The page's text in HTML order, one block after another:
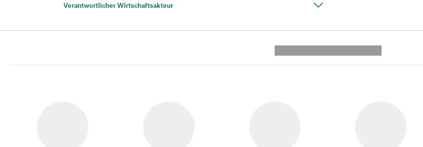
Verantwortlicher Wirtschaftsakteur